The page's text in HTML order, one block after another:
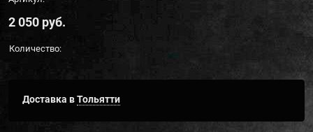
2 050 руб.
Количество:
Доставка вТольятти